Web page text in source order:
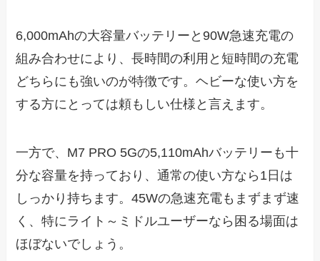
6,000mAhの大容量バッテリーと90W急速充電の
組み合わせにより、長時間の利用と短時間の充電
どちらにも強いのが特徴です。ヘビーな使い方を
する方にとっては頼もしい仕様と言えます。
一方で、M7 PRO 5Gの5,110mAhバッテリーも十
分な容量を持っており、通常の使い方なら1日は
しっかり持ちます。45Wの急速充電もまずまず速
く、特にライト～ミドルユーザーなら困る場面は
ほぼないでしょう。